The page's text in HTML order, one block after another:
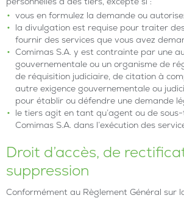
vous en formulez la demande ou
la divulgation est requise pour traiter
fournir des services que vous avez
Comimas S.A. y est contrainte par une
gouvernementale ou un organisme de
de réquisition judiciaire, de citation à
autre exigence gouvernementale ou
pour établir ou défendre une demande
le tiers agit en tant qu’agent ou de
Comimas S.A. dans l’exécution des
Droit d’accès, de
suppression
Conformément au Règlement Général sur